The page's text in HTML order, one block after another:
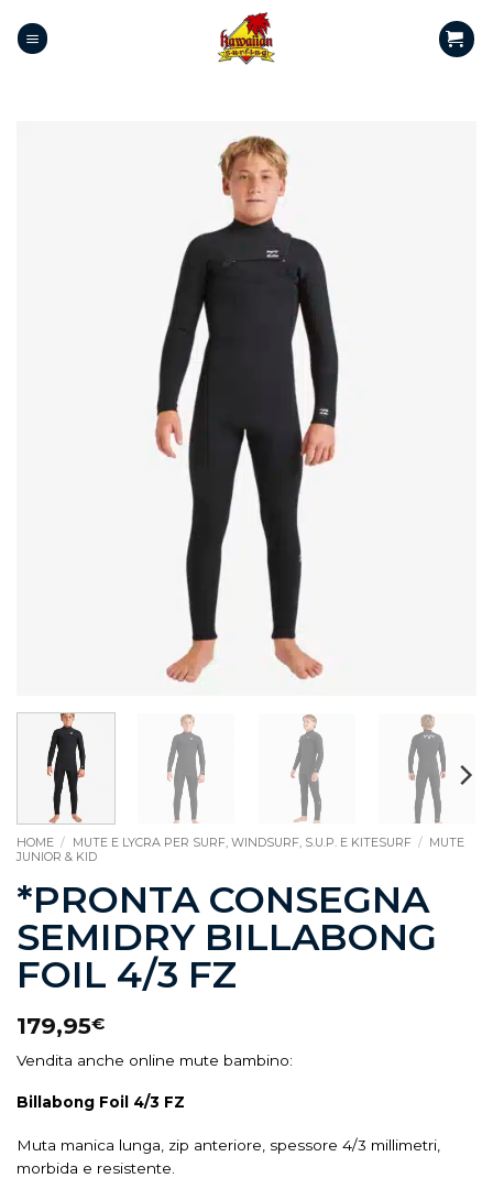
HOME / MUTE E LYCRA PER SURF, WINDSURF, S.U.P. E KITESURF / MUTE
JUNIOR & KID
*PRONTA CONSEGNA
SEMIDRY BILLABONG
FOIL 4/3 FZ
179,95€
Vendita anche online mute bambino:
Billabong Foil 4/3 FZ
Muta manica lunga, zip anteriore, spessore 4/3 millimetri,
morbida e resistente.